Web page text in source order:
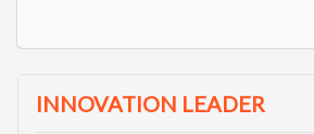
INNOVATION LEADER